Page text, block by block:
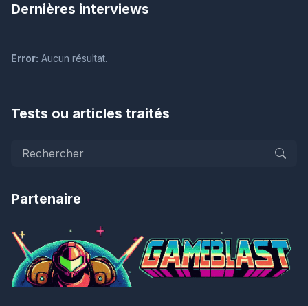
Dernières interviews
Error: Aucun résultat.
Tests ou articles traités
Partenaire